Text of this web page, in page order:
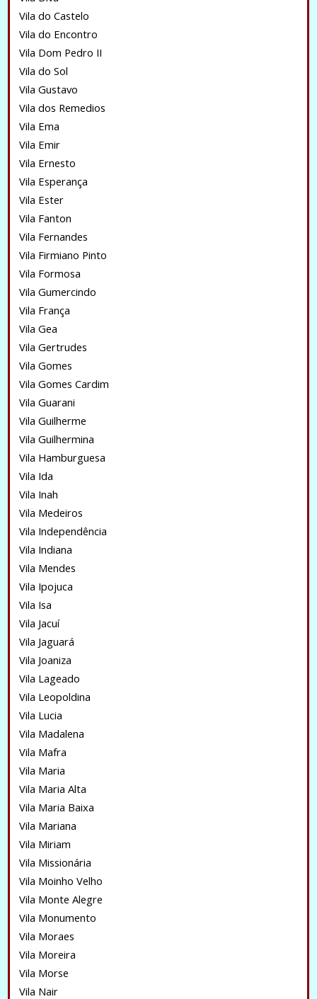
Vila do Castelo
Vila do Encontro
Vila Dom Pedro II
Vila do Sol
Vila Gustavo
Vila dos Remedios
Vila Ema
Vila Emir
Vila Ernesto
Vila Esperança
Vila Ester
Vila Fanton
Vila Fernandes
Vila Firmiano Pinto
Vila Formosa
Vila Gumercindo
Vila França
Vila Gea
Vila Gertrudes
Vila Gomes
Vila Gomes Cardim
Vila Guarani
Vila Guilherme
Vila Guilhermina
Vila Hamburguesa
Vila Ida
Vila Inah
Vila Medeiros
Vila Independência
Vila Indiana
Vila Mendes
Vila Ipojuca
Vila Isa
Vila Jacuí
Vila Jaguará
Vila Joaniza
Vila Lageado
Vila Leopoldina
Vila Lucia
Vila Madalena
Vila Mafra
Vila Maria
Vila Maria Alta
Vila Maria Baixa
Vila Mariana
Vila Miriam
Vila Missionária
Vila Moinho Velho
Vila Monte Alegre
Vila Monumento
Vila Moraes
Vila Moreira
Vila Morse
Vila Nair